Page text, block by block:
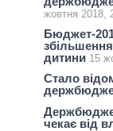
жовтня 2018,
Бюджет-
дитини 15
Стало
чекає від